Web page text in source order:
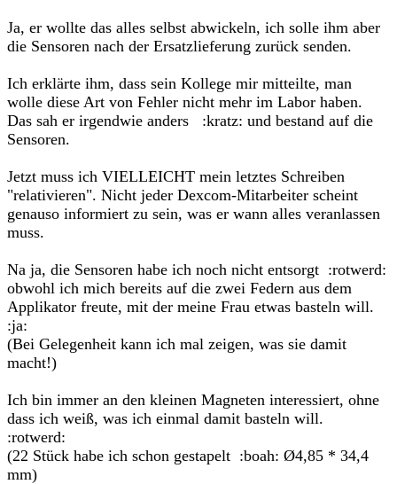
Ja, er wollte das alles selbst abwickeln, ich solle ihm aber
die Sensoren nach der Ersatzlieferung zurück senden.
Ich erklärte ihm, dass sein Kollege mir mitteilte, man
wolle diese Art von Fehler nicht mehr im Labor haben.
Das sah er irgendwie anders :kratz: und bestand auf die
Sensoren.
Jetzt muss ich VIELLEICHT mein letztes Schreiben
"relativieren". Nicht jeder Dexcom-Mitarbeiter scheint
genauso informiert zu sein, was er wann alles veranlassen
muss.
Na ja, die Sensoren habe ich noch nicht entsorgt :rotwerd:
obwohl ich mich bereits auf die zwei Federn aus dem
Applikator freute, mit der meine Frau etwas basteln will.
:ja:
(Bei Gelegenheit kann ich mal zeigen, was sie damit
macht!)
Ich bin immer an den kleinen Magneten interessiert, ohne
dass ich weiß, was ich einmal damit basteln will.
:rotwerd:
(22 Stück habe ich schon gestapelt :boah: Ø4,85 * 34,4
mm)